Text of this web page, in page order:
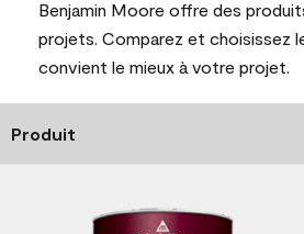
Benjamin Moore offre des
projets. Comparez et choisissez
convient le mieux à votre projet.
Produit